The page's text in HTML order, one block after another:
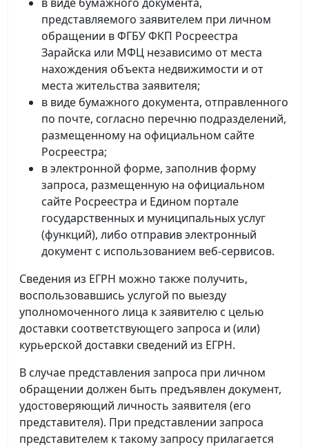
представляемого заявителем при личном
обращении в ФГБУ ФКП Росреестра
Зарайска или МФЦ независимо от места
нахождения объекта недвижимости и от
места жительства заявителя;
в виде бумажного документа, отправленного
по почте, согласно перечню подразделений,
размещенному на официальном сайте
Росреестра;
в электронной форме, заполнив форму
запроса, размещенную на официальном
сайте Росреестра и Едином портале
государственных и муниципальных услуг
(функций), либо отправив электронный
документ с использованием веб-сервисов.
Сведения из ЕГРН можно также получить,
воспользовавшись услугой по выезду
уполномоченного лица к заявителю с целью
доставки соответствующего запроса и (или)
курьерской доставки сведений из ЕГРН.
В случае представления запроса при личном
обращении должен быть предъявлен документ,
удостоверяющий личность заявителя (его
представителя). При представлении запроса
представителем к такому запросу прилагается